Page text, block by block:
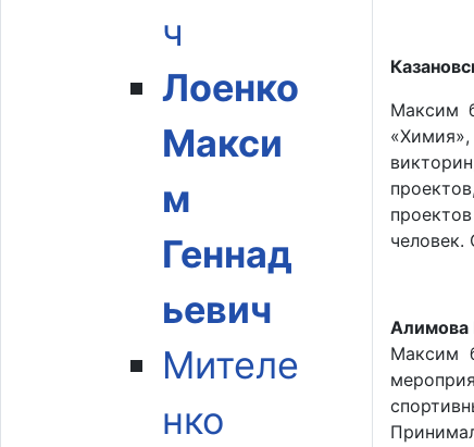
ч
Лоенко
Макси
м
Геннад
ьевич
Мителе
нко
Максим
Алимова
Максим